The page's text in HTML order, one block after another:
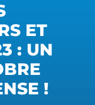
ET
: UN
!